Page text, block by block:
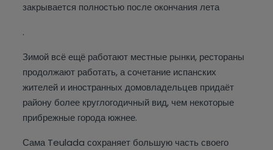
закрывается полностью после окончания лета
.
Зимой всё ещё работают местные рынки, рестораны
продолжают работать, а сочетание испанских
жителей и иностранных домовладельцев придаёт
району более круглогодичный вид, чем некоторые
прибрежные города южнее.
Сама Teulada сохраняет большую часть своего